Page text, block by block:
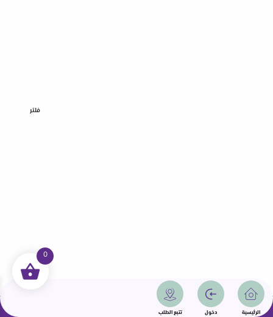
الرئيسية دخول تتبع الطلب
فلتر
جميع الحقوق محفوظة | سمامة 2025 | دولة قطر
0